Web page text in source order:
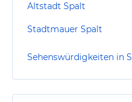
Altstadt Spalt
Stadtmauer Spalt
Sehenswürdigkeiten in